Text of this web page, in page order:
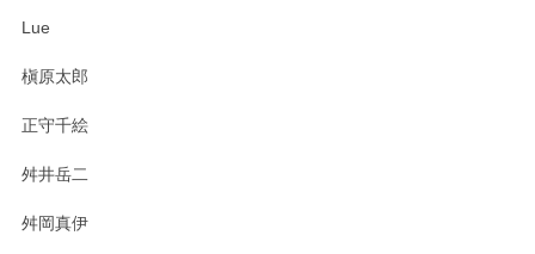
Lue
槇原太郎
正守千絵
舛井岳二
舛岡真伊